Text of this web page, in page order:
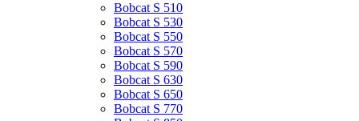
Bobcat S 510
Bobcat S 530
Bobcat S 550
Bobcat S 570
Bobcat S 590
Bobcat S 630
Bobcat S 650
Bobcat S 770